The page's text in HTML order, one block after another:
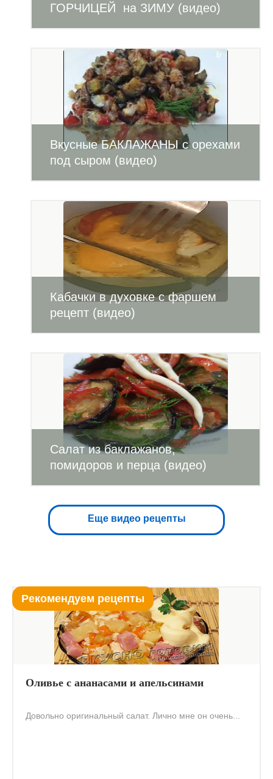
ГОРЧИЦЕЙ на ЗИМУ (видео)
Вкусные БАКЛАЖАНЫ с орехами
под сыром (видео)
Кабачки в духовке с фаршем
рецепт (видео)
Салат из баклажанов,
помидоров и перца (видео)
Еще видео рецепты
Рекомендуем рецепты
Оливье с ананасами и апельсинами
Довольно оригинальный салат. Лично мне он очень...